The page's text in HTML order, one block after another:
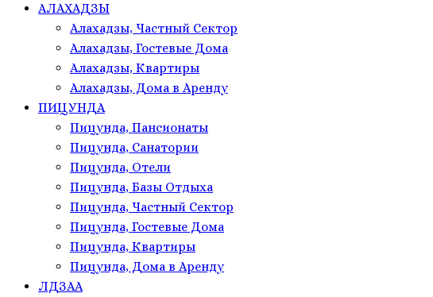
АЛАХАДЗЫ
Алахадзы, Частный Сектор
Алахадзы, Гостевые Дома
Алахадзы, Квартиры
Алахадзы, Дома в Аренду
ПИЦУНДА
Пицунда, Пансионаты
Пицунда, Санатории
Пицунда, Отели
Пицунда, Базы Отдыха
Пицунда, Частный Сектор
Пицунда, Гостевые Дома
Пицунда, Квартиры
Пицунда, Дома в Аренду
ЛДЗАА